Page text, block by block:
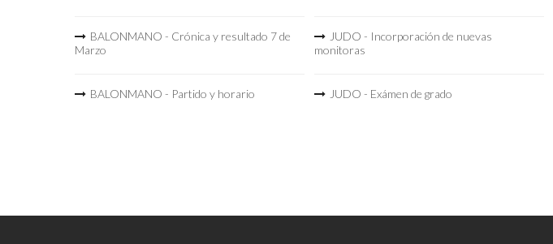
BALONMANO - Crónica y resultado 7 de
Marzo
BALONMANO - Partido y horario
JUDO - Incorporación de nuevas
monitoras
JUDO - Exámen de grado